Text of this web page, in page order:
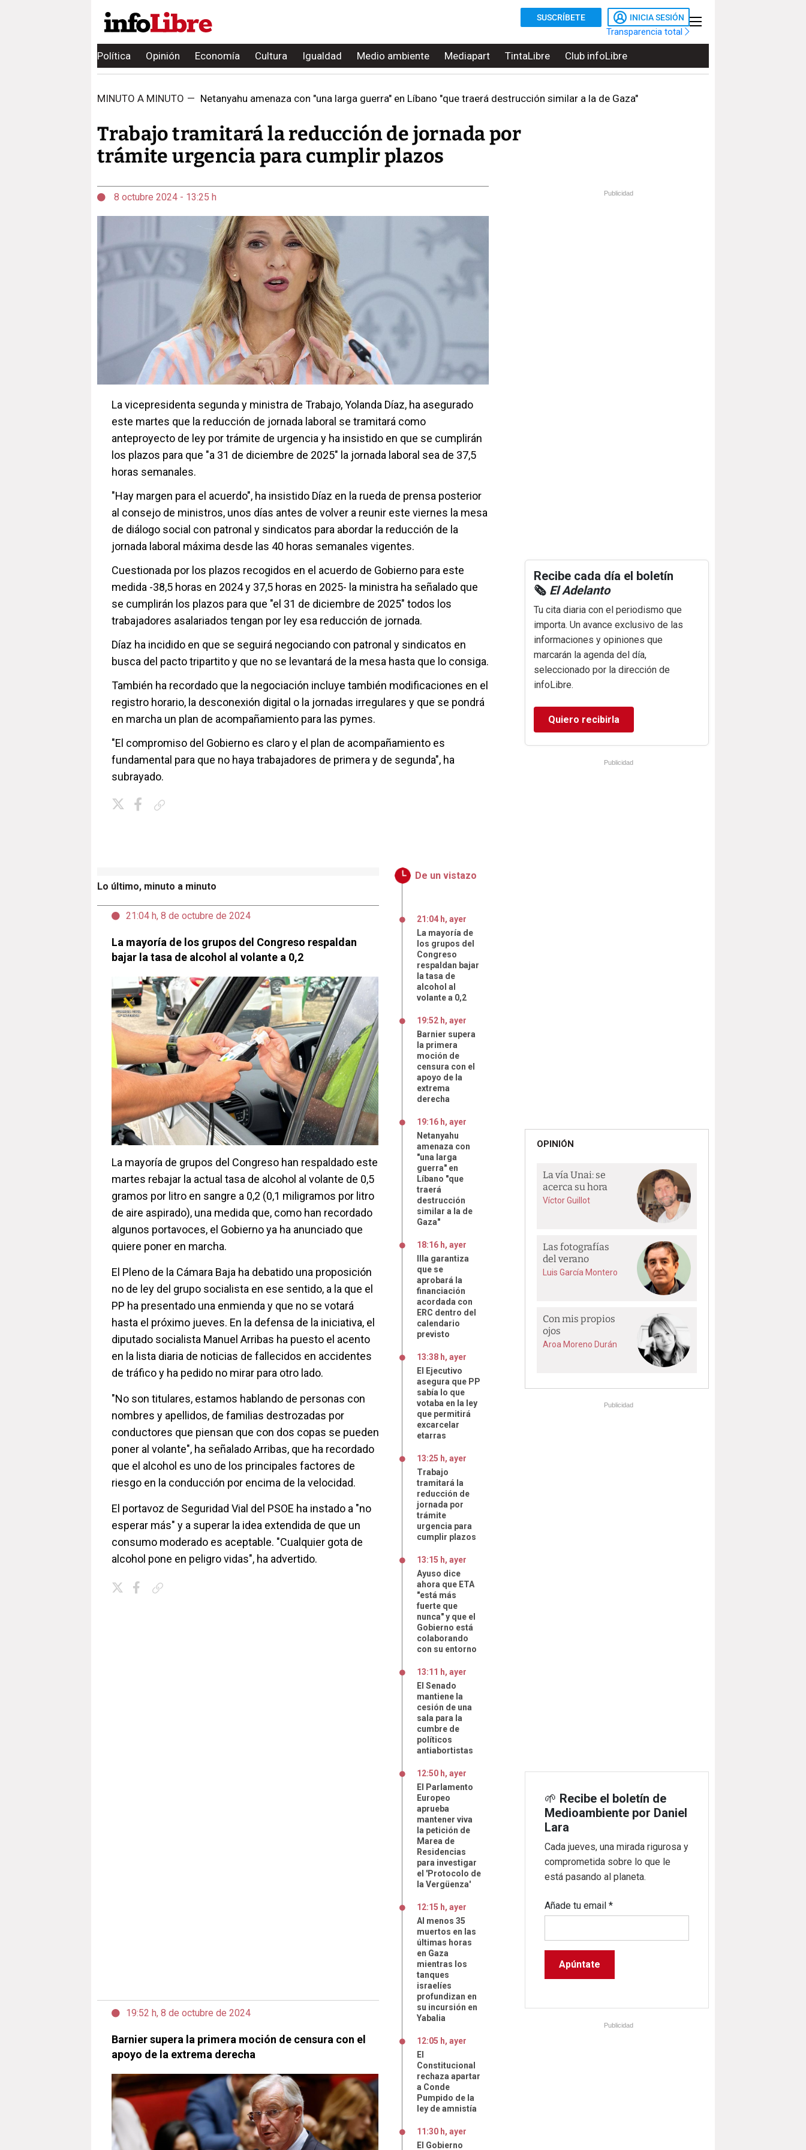
SUSCRÍBETE INICIA SESIÓN
Transparencia total
Política Opinión Economía Cultura Igualdad Medio ambiente Mediapart TintaLibre Club infoLibre
MINUTO A MINUTO — Netanyahu amenaza con "una larga guerra" en Líbano "que traerá destrucción similar a la de Gaza"
Trabajo tramitará la reducción de jornada por
trámite urgencia para cumplir plazos
8 octubre 2024 - 13:25 h
La vicepresidenta segunda y ministra de Trabajo, Yolanda Díaz, ha asegurado
este martes que la reducción de jornada laboral se tramitará como
anteproyecto de ley por trámite de urgencia y ha insistido en que se cumplirán
los plazos para que "a 31 de diciembre de 2025" la jornada laboral sea de 37,5
horas semanales.
"Hay margen para el acuerdo", ha insistido Díaz en la rueda de prensa posterior
al consejo de ministros, unos días antes de volver a reunir este viernes la mesa
de diálogo social con patronal y sindicatos para abordar la reducción de la
jornada laboral máxima desde las 40 horas semanales vigentes.
Cuestionada por los plazos recogidos en el acuerdo de Gobierno para este
medida -38,5 horas en 2024 y 37,5 horas en 2025- la ministra ha señalado que
se cumplirán los plazos para que "el 31 de diciembre de 2025" todos los
trabajadores asalariados tengan por ley esa reducción de jornada.
Díaz ha incidido en que se seguirá negociando con patronal y sindicatos en
busca del pacto tripartito y que no se levantará de la mesa hasta que lo consiga.
También ha recordado que la negociación incluye también modificaciones en el
registro horario, la desconexión digital o la jornadas irregulares y que se pondrá
en marcha un plan de acompañamiento para las pymes.
"El compromiso del Gobierno es claro y el plan de acompañamiento es
fundamental para que no haya trabajadores de primera y de segunda", ha
subrayado.
Lo último, minuto a minuto
21:04 h, 8 de octubre de 2024
La mayoría de los grupos del Congreso respaldan
bajar la tasa de alcohol al volante a 0,2
La mayoría de grupos del Congreso han respaldado este
martes rebajar la actual tasa de alcohol al volante de 0,5
gramos por litro en sangre a 0,2 (0,1 miligramos por litro
de aire aspirado), una medida que, como han recordado
algunos portavoces, el Gobierno ya ha anunciado que
quiere poner en marcha.
El Pleno de la Cámara Baja ha debatido una proposición
no de ley del grupo socialista en ese sentido, a la que el
PP ha presentado una enmienda y que no se votará
hasta el próximo jueves. En la defensa de la iniciativa, el
diputado socialista Manuel Arribas ha puesto el acento
en la lista diaria de noticias de fallecidos en accidentes
de tráfico y ha pedido no mirar para otro lado.
"No son titulares, estamos hablando de personas con
nombres y apellidos, de familias destrozadas por
conductores que piensan que con dos copas se pueden
poner al volante", ha señalado Arribas, que ha recordado
que el alcohol es uno de los principales factores de
riesgo en la conducción por encima de la velocidad.
El portavoz de Seguridad Vial del PSOE ha instado a "no
esperar más" y a superar la idea extendida de que un
consumo moderado es aceptable. "Cualquier gota de
alcohol pone en peligro vidas", ha advertido.
19:52 h, 8 de octubre de 2024
Barnier supera la primera moción de censura con el
apoyo de la extrema derecha
De un vistazo
21:04 h, ayer
La mayoría de
los grupos del
Congreso
respaldan bajar
la tasa de
alcohol al
volante a 0,2
19:52 h, ayer
Barnier supera
la primera
moción de
censura con el
apoyo de la
extrema
derecha
19:16 h, ayer
Netanyahu
amenaza con
"una larga
guerra" en
Líbano "que
traerá
destrucción
similar a la de
Gaza"
18:16 h, ayer
Illa garantiza
que se
aprobará la
financiación
acordada con
ERC dentro del
calendario
previsto
13:38 h, ayer
El Ejecutivo
asegura que PP
sabía lo que
votaba en la ley
que permitirá
excarcelar
etarras
13:25 h, ayer
Trabajo
tramitará la
reducción de
jornada por
trámite
urgencia para
cumplir plazos
13:15 h, ayer
Ayuso dice
ahora que ETA
"está más
fuerte que
nunca" y que el
Gobierno está
colaborando
con su entorno
13:11 h, ayer
El Senado
mantiene la
cesión de una
sala para la
cumbre de
políticos
antiabortistas
12:50 h, ayer
El Parlamento
Europeo
aprueba
mantener viva
la petición de
Marea de
Residencias
para investigar
el 'Protocolo de
la Vergüenza'
12:15 h, ayer
Al menos 35
muertos en las
últimas horas
en Gaza
mientras los
tanques
israelíes
profundizan en
su incursión en
Yabalia
12:05 h, ayer
El
Constitucional
rechaza apartar
a Conde
Pumpido de la
ley de amnistía
11:30 h, ayer
El Gobierno
Publicidad
Recibe cada día el boletín
🗞️ El Adelanto
Tu cita diaria con el periodismo que
importa. Un avance exclusivo de las
informaciones y opiniones que
marcarán la agenda del día,
seleccionado por la dirección de
infoLibre.
Quiero recibirla
Publicidad
OPINIÓN
La vía Unai: se
acerca su hora
Víctor Guillot
Las fotografías
del verano
Luis García Montero
Con mis propios
ojos
Aroa Moreno Durán
Publicidad
🌱 Recibe el boletín de
Medioambiente por Daniel
Lara
Cada jueves, una mirada rigurosa y
comprometida sobre lo que le
está pasando al planeta.
Añade tu email*
Publicidad